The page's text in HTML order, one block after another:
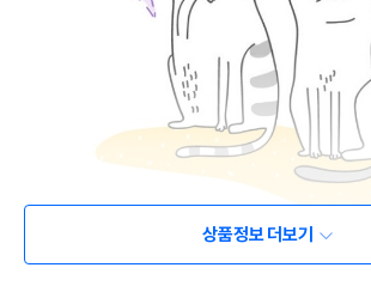
상품정보 더보기